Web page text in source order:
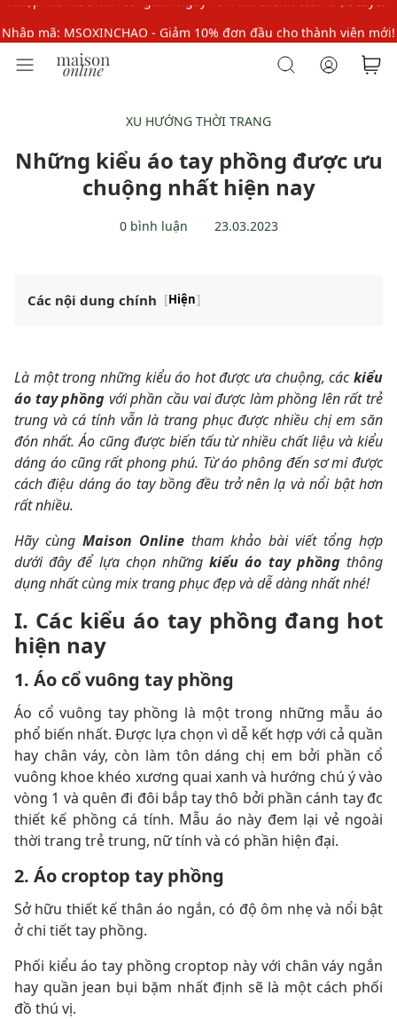
Nhập mã MSOPAY100: giảm ngay 10% khi thanh toán trực tuyến
XU HƯỚNG THỜI TRANG
Những kiểu áo tay phồng được ưu
chuộng nhất hiện nay
0 bình luận 23.03.2023
Các nội dung chính [Hiện]
Là một trong những kiểu áo hot được ưa chuộng, cáckiểu
áo tay phồng với phần cầu vai được làm phồng lên rất trẻ
trung và cá tính vẫn là trang phục được nhiều chị em săn
đón nhất. Áo cũng được biến tấu từ nhiều chất liệu và kiểu
dáng áo cũng rất phong phú. Từ áo phông đến sơ mi được
cách điệu dáng áo tay bồng đều trở nên lạ và nổi bật hơn
rất nhiều.
Hãy cùng Maison Online tham khảo bài viết tổng hợp
dưới đây để lựa chọn những kiểu áo tay phồngthông
dụng nhất cùng mix trang phục đẹp và dễ dàng nhất nhé!
I. Các kiểu áo tay phồng đang hot
hiện nay
1. Áo cổ vuông tay phồng
Áo cổ vuông tay phồng là một trong những mẫu áo
phổ biến nhất. Được lựa chọn vì dễ kết hợp với cả quần
hay chân váy, còn làm tôn dáng chị em bởi phần cổ
vuông khoe khéo xương quai xanh và hướng chú ý vào
vòng 1 và quên đi đôi bắp tay thô bởi phần cánh tay đc
thiết kế phồng cá tính. Mẫu áo này đem lại vẻ ngoài
thời trang trẻ trung, nữ tính và có phần hiện đại.
2. Áo croptop tay phồng
Sở hữu thiết kế thân áo ngắn, có độ ôm nhẹ và nổi bật
ở chi tiết tay phồng.
Phối kiểu áo tay phồng croptop này với chân váy ngắn
hay quần jean bụi bặm nhất định sẽ là một cách phối
đồ thú vị.